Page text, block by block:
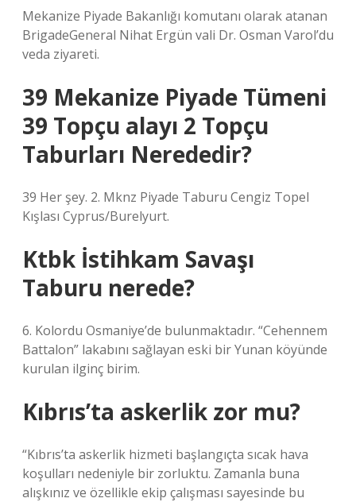
Mekanize Piyade Bakanlığı komutanı olarak atanan
BrigadeGeneral Nihat Ergün vali Dr. Osman Varol’du
veda ziyareti.
39 Mekanize Piyade Tümeni
39 Topçu alayı 2 Topçu
Taburları Nerededir?
39 Her şey. 2. Mknz Piyade Taburu Cengiz Topel
Kışlası Cyprus/Burelyurt.
Ktbk İstihkam Savaşı
Taburu nerede?
6. Kolordu Osmaniye’de bulunmaktadır. “Cehennem
Battalon” lakabını sağlayan eski bir Yunan köyünde
kurulan ilginç birim.
Kıbrıs’ta askerlik zor mu?
“Kıbrıs’ta askerlik hizmeti başlangıçta sıcak hava
koşulları nedeniyle bir zorluktu. Zamanla buna
alışkınız ve özellikle ekip çalışması sayesinde bu